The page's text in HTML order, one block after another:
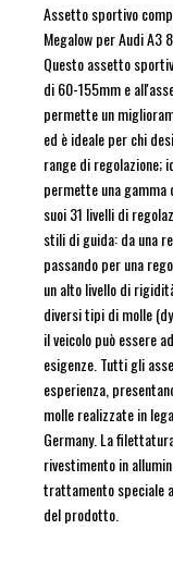
Assetto sportivo
Megalow per Audi A3
Questo assetto
di 60-155mm e
permette un
ed è ideale per chi
range di regolazione;
permette una gamma
suoi 31 livelli di
stili di guida: da una
passando per una
un alto livello di
diversi tipi di molle
il veicolo può essere
esigenze. Tutti gli
esperienza,
molle realizzate in
Germany. La
rivestimento in
trattamento speciale
del prodotto.